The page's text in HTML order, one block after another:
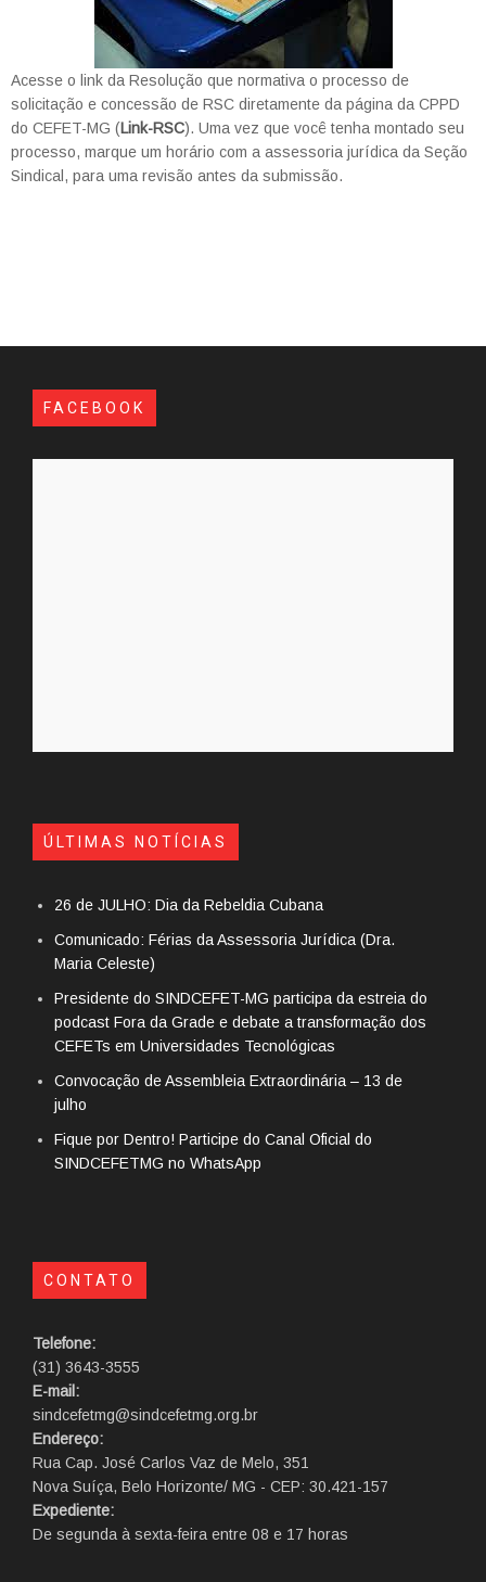
Acesse o link da Resolução que normativa o processo de
solicitação e concessão de RSC diretamente da página da CPPD
do CEFET-MG (Link-RSC). Uma vez que você tenha montado seu
processo, marque um horário com a assessoria jurídica da Seção
Sindical, para uma revisão antes da submissão.
FACEBOOK
ÚLTIMAS NOTÍCIAS
26 de JULHO: Dia da Rebeldia Cubana
Comunicado: Férias da Assessoria Jurídica (Dra.
Maria Celeste)
Presidente do SINDCEFET-MG participa da estreia do
podcast Fora da Grade e debate a transformação dos
CEFETs em Universidades Tecnológicas
Convocação de Assembleia Extraordinária – 13 de
julho
Fique por Dentro! Participe do Canal Oficial do
SINDCEFETMG no WhatsApp
CONTATO
Telefone:
(31) 3643-3555
E-mail:
sindcefetmg@sindcefetmg.org.br
Endereço:
Rua Cap. José Carlos Vaz de Melo, 351
Nova Suíça, Belo Horizonte/ MG - CEP: 30.421-157
Expediente:
De segunda à sexta-feira entre 08 e 17 horas